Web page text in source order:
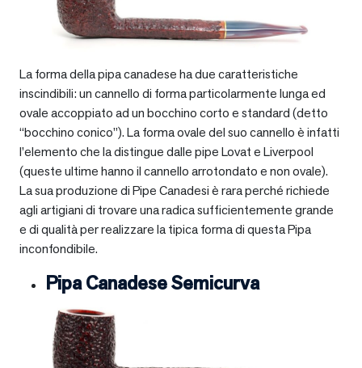
La forma della pipa canadese ha due caratteristiche
inscindibili: un cannello di forma particolarmente lunga ed
ovale accoppiato ad un bocchino corto e standard (detto
“bocchino conico”). La forma ovale del suo cannello è infatti
l’elemento che la distingue dalle pipe Lovat e Liverpool
(queste ultime hanno il cannello arrotondato e non ovale).
La sua produzione di Pipe Canadesi è rara perché richiede
agli artigiani di trovare una radica sufficientemente grande
e di qualità per realizzare la tipica forma di questa Pipa
inconfondibile.
Pipa Canadese Semicurva